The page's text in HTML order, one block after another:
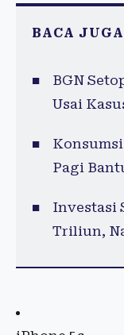
BACA JUGA
BGN
Usai
Pagi
Investasi
Triliun,